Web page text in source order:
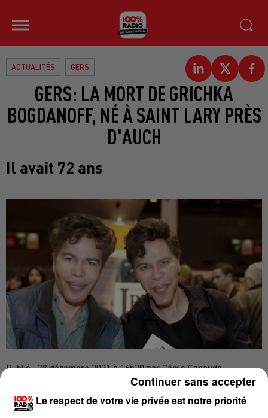
ACTUALITÉS GERS
GERS: LA MORT DE GRICHKA
BOGDANOFF, NÉ À SAINT LARY PRÈS
D'AUCH
Il avait 72 ans
Publié : 28 décembre 2021 à 16h20 par Cécile Gabaude
Grichka Bogdanoff était né en Août 1949 dans le
Gers, sur la petite commune de St Lary, à quelques
Le respect de votre vie privée est notre priorité
Continuer sans accepter